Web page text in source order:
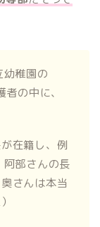
稚園の
の中に、
在籍し、例
部さんの長
さんは本当